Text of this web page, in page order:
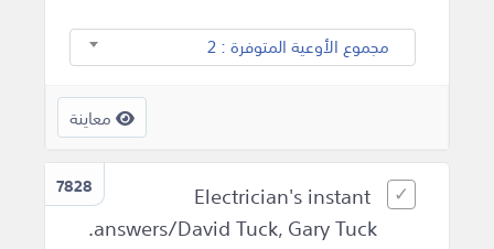
مجموع الأوعية المتوفرة : 2
معاينة
7828
Electrician's instant
answers/David Tuck, Gary Tuck.